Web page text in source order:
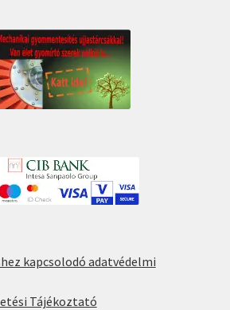
kapcsolodó adatvédelmi
Tájékoztató